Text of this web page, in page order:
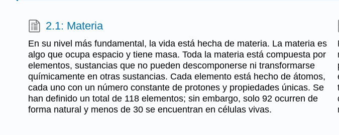
2.1: Materia
En su nivel más fundamental, la vida está hecha de materia. La materia es
algo que ocupa espacio y tiene masa. Toda la materia está compuesta por
elementos, sustancias que no pueden descomponerse ni transformarse
químicamente en otras sustancias. Cada elemento está hecho de átomos,
cada uno con un número constante de protones y propiedades únicas. Se
han definido un total de 118 elementos; sin embargo, solo 92 ocurren de
forma natural y menos de 30 se encuentran en células vivas.